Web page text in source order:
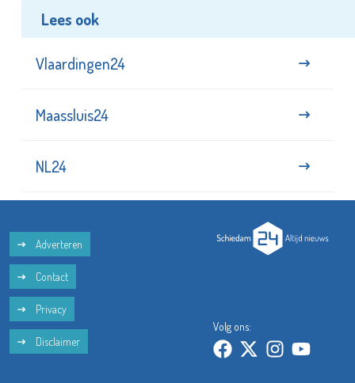
Lees ook
Vlaardingen24
Maassluis24
NL24
Adverteren
Contact
Privacy
Disclaimer
Volg ons: